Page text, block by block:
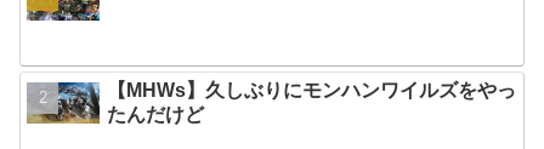
【MHWs】久しぶりにモンハンワイルズをやっ
たんだけど